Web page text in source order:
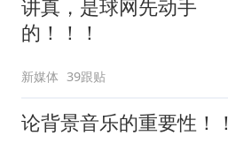
讲真，是球网先动手
的！！！
新媒体 39跟贴
论背景音乐的重要性！！